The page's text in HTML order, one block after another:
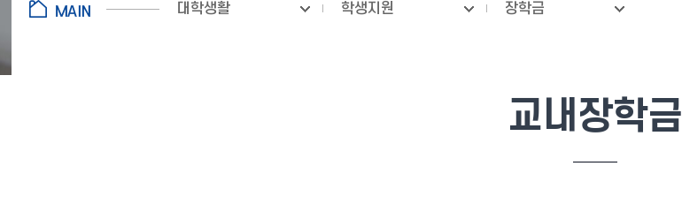
대학생활 학생지원 장학금
교내장학금